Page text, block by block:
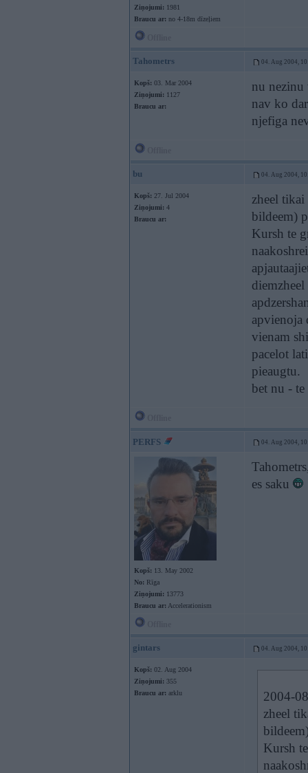
Ziņojumi: 1981
Braucu ar: no 4-18m dīzeļiem
Tahometrs 04. Aug 2004,
Kopš: 03. Mar 2004
Ziņojumi: 1127
Braucu ar:
nu nezinu
nav ko
njefiga
bu 04. Aug 2004,
Kopš: 27. Jul 2004
Ziņojumi: 4
Braucu ar:
zheel tikai
bildeem)
Kursh te
apvienoja
vienam
pacelot
pieaugtu.
bet nu -
PERFS 04. Aug 2004,
Kopš: 13. May 2002
No: Rīga
Ziņojumi: 13773
Braucu ar: Accelerationism
es saku
gintars 04. Aug 2004,
Kopš: 02. Aug 2004
Ziņojumi: 355
Braucu ar: arklu
2004-
zheel
Kursh